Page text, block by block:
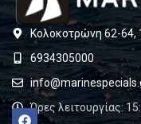
Κολοκοτρώνη 62-64,
6934305000
Ώρες λειτουργίας: